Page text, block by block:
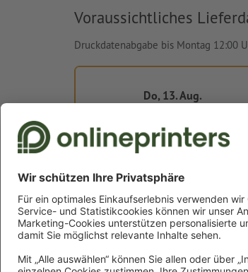
Voraussichtliches
Druckdatenabgabe bis Montag 12:00
Do, 13. Aug.
Schnellere Lieferung
Druckdaten